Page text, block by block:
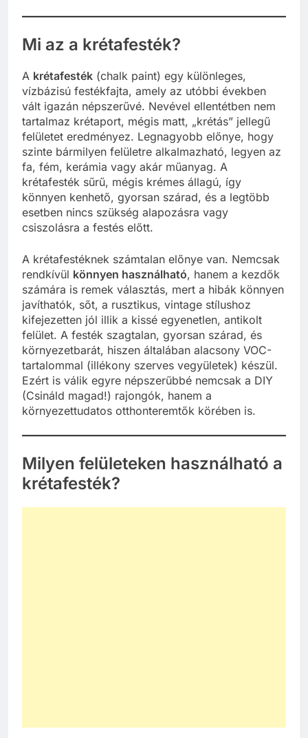
Mi az a krétafesték?
A krétafesték (chalk paint) egy különleges,
vízbázisú festékfajta, amely az utóbbi években
vált igazán népszerűvé. Nevével ellentétben nem
tartalmaz krétaport, mégis matt, „krétás” jellegű
felületet eredményez. Legnagyobb előnye, hogy
szinte bármilyen felületre alkalmazható, legyen az
fa, fém, kerámia vagy akár műanyag. A
krétafesték sűrű, mégis krémes állagú, így
könnyen kenhető, gyorsan szárad, és a legtöbb
esetben nincs szükség alapozásra vagy
csiszolásra a festés előtt.
A krétafestéknek számtalan előnye van. Nemcsak
rendkívül könnyen használható, hanem a kezdők
számára is remek választás, mert a hibák könnyen
javíthatók, sőt, a rusztikus, vintage stílushoz
kifejezetten jól illik a kissé egyenetlen, antikolt
felület. A festék szagtalan, gyorsan szárad, és
környezetbarát, hiszen általában alacsony VOC-
tartalommal (illékony szerves vegyületek) készül.
Ezért is válik egyre népszerűbbé nemcsak a DIY
(Csináld magad!) rajongók, hanem a
környezettudatos otthonteremtők körében is.
Milyen felületeken használható a
krétafesték?